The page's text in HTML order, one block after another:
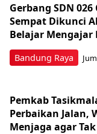
Bandung Raya
Gerbang SDN
Sempat Dikunci
Belajar
Pemkab
Perbaikan Jalan,
Menjaga agar